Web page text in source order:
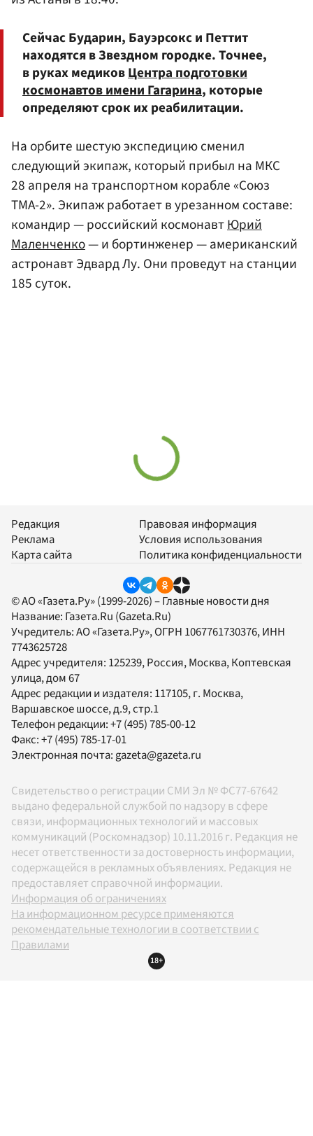
Сейчас Бударин, Бауэрсокс и Петтит
находятся в Звездном городке. Точнее,
в руках медиковЦентра подготовки
космонавтов имени Гагарина, которые
определяют срок их реабилитации.
На орбите шестую экспедицию сменил
следующий экипаж, который прибыл на МКС
28 апреля на транспортном корабле «Союз
ТМА-2». Экипаж работает в урезанном составе:
командир — российский космонавтЮрий
Маленченко— и бортинженер — американский
астронавт Эдвард Лу. Они проведут на станции
185 суток.
Редакция
Реклама
Карта сайта
Правовая информация
Условия использования
Политика конфиденциальности
© АО «Газета.Ру» (1999-2026) – Главные новости дня
Название: Газета.Ru (Gazeta.Ru)
Учредитель:АО «Газета.Ру», ОГРН 1067761730376, ИНН
7743625728
Адрес учредителя: 125239, Россия, Москва, Коптевская
улица, дом 67
Адрес редакции и издателя: 117105, г. Москва,
Варшавское шоссе, д.9, стр.1
Телефон редакции:+7 (495) 785-00-12
Факс:+7 (495) 785-17-01
Электронная почта:gazeta@gazeta.ru
Свидетельство о регистрации СМИ Эл № ФС77-67642
выдано федеральной службой по надзору в сфере
связи, информационных технологий и массовых
коммуникаций (Роскомнадзор) 10.11.2016 г. Редакция не
несет ответственности за достоверность информации,
содержащейся в рекламных объявлениях. Редакция не
предоставляет справочной информации.
Информация об ограничениях
На информационном ресурсе применяются
рекомендательные технологии в соответствии с
Правилами
18+